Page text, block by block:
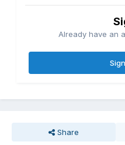
Already have an
Share